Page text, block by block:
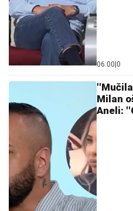
IVAN MARINKOVIĆ JE ZA
Ovako danas izgleda
"Farmi", bila u vezi i sa
tragedija ju je slomila
(VIDEO)
SUSRETA